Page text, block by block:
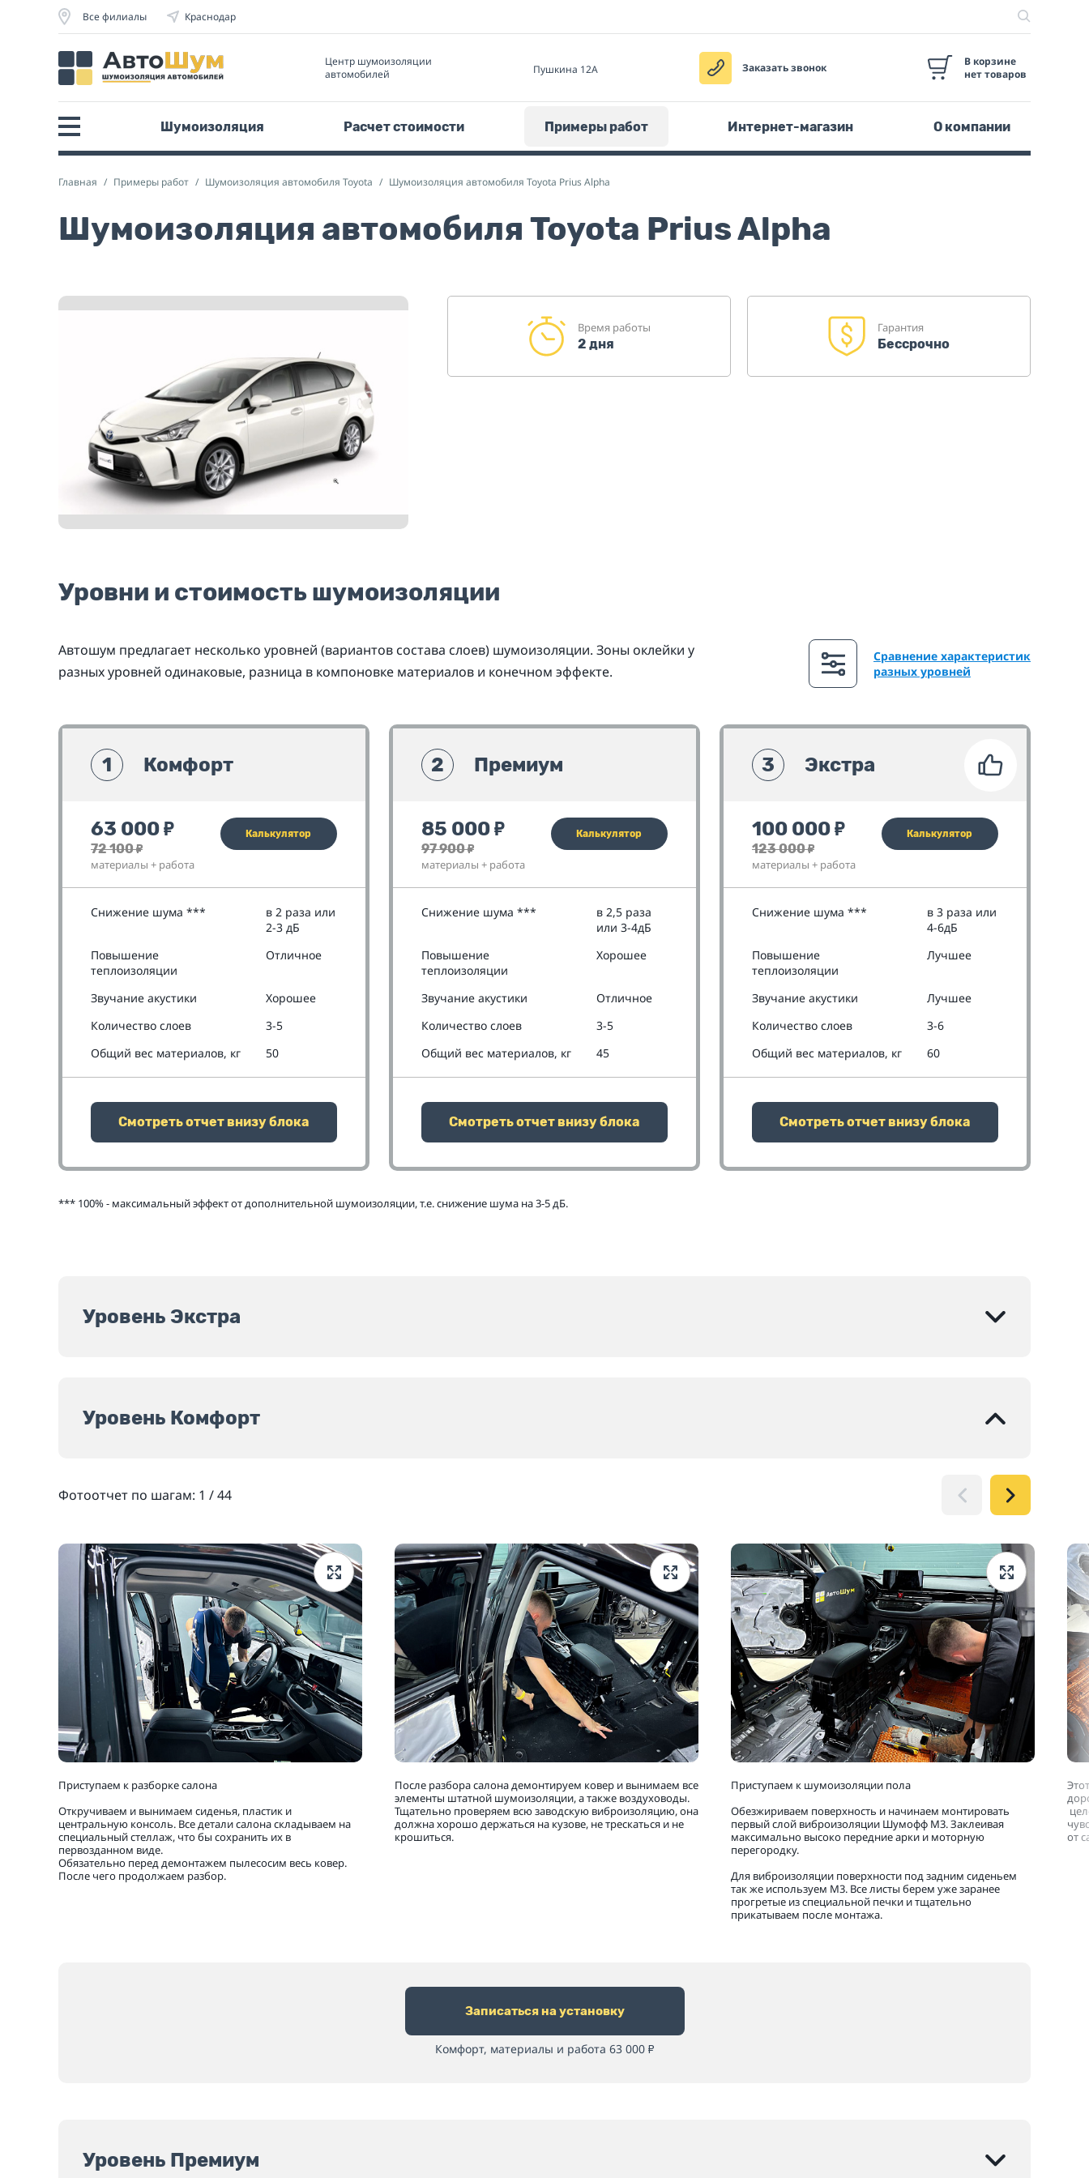
Все филиалы Краснодар
Центр шумоизоляции
автомобилей
Пушкина 12А Заказать звонок
В корзине
нет товаров
Шумоизоляция Расчет стоимости Примеры работ Интернет-магазин О компании
Главная Примеры работ Шумоизоляция автомобиля Toyota Шумоизоляция автомобиля Toyota Prius Alpha
Шумоизоляция автомобиля Toyota Prius Alpha
Время работы
2 дня
Гарантия
Бессрочно
Уровни и стоимость шумоизоляции
Автошум предлагает несколько уровней (вариантов состава слоев) шумоизоляции. Зоны оклейки у
разных уровней одинаковые, разница в компоновке материалов и конечном эффекте.
Сравнение характеристик
разных уровней
1 Комфорт
63 000₽
72 100₽
материалы + работа
Калькулятор
Снижение шума ***
в 2 раза или
2-3 дБ
Повышение
теплоизоляции
Отличное
Звучание акустики
Хорошее
Количество слоев
3-5
Общий вес материалов, кг
50
Смотреть отчет внизу блока
2 Премиум
85 000₽
97 900₽
материалы + работа
Калькулятор
Снижение шума ***
в 2,5 раза
или 3-4дБ
Повышение
теплоизоляции
Хорошее
Звучание акустики
Отличное
Количество слоев
3-5
Общий вес материалов, кг
45
Смотреть отчет внизу блока
3 Экстра
100 000₽
123 000₽
материалы + работа
Калькулятор
Снижение шума ***
в 3 раза или
4-6дБ
Повышение
теплоизоляции
Лучшее
Звучание акустики
Лучшее
Количество слоев
3-6
Общий вес материалов, кг
60
Смотреть отчет внизу блока
*** 100% - максимальный эффект от дополнительной шумоизоляции, т.е. снижение шума на 3-5 дБ.
Уровень Экстра
Уровень Комфорт
Фотоотчет по шагам: 1 /44
Приступаем к разборке салона
Откручиваем и вынимаем сиденья, пластик и
центральную консоль. Все детали салона складываем на
специальный стеллаж, что бы сохранить их в
первозданном виде.
Обязательно перед демонтажем пылесосим весь ковер.
После чего продолжаем разбор.
После разбора салона демонтируем ковер и вынимаем все
элементы штатной шумоизоляции, а также воздуховоды.
Тщательно проверяем всю заводскую виброизоляцию, она
должна хорошо держаться на кузове, не трескаться и не
крошиться.
Приступаем к шумоизоляции пола
Обезжириваем поверхность и начинаем монтировать
первый слой виброизоляции Шумофф М3. Заклеивая
максимально высоко передние арки и моторную
перегородку.
Для виброизоляции поверхности под задним сиденьем
так же используем М3. Все листы берем уже заранее
прогретые из специальной печки и тщательно
прикатываем после монтажа.
от
Записаться на установку
Комфорт, материалы и работа 63 000 ₽
Уровень Премиум